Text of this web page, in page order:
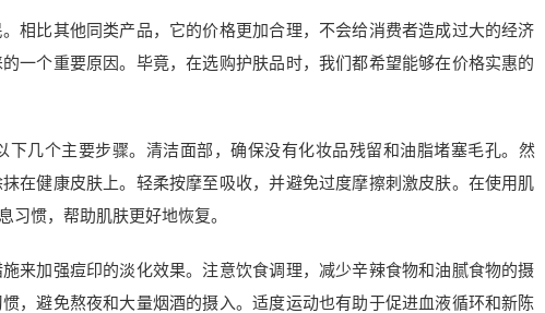
相比其他同类产品，它的价格更加合理，不会给消费者造成过大的经济
一个重要原因。毕竟，在选购护肤品时，我们都希望能够在价格实惠的
几个主要步骤。清洁面部，确保没有化妆品残留和油脂堵塞毛孔。然
在健康皮肤上。轻柔按摩至吸收，并避免过度摩擦刺激皮肤。在使用肌
习惯，帮助肌肤更好地恢复。
来加强痘印的淡化效果。注意饮食调理，减少辛辣食物和油腻食物的摄
，避免熬夜和大量烟酒的摄入。适度运动也有助于促进血液循环和新陈